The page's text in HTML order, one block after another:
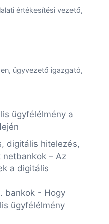
értékesítési vezető,
ügyvezető igazgató,
ügyfélélmény a
digitális hitelezés,
– Az
a digitális
bankok - Hogy
ügyfélélmény